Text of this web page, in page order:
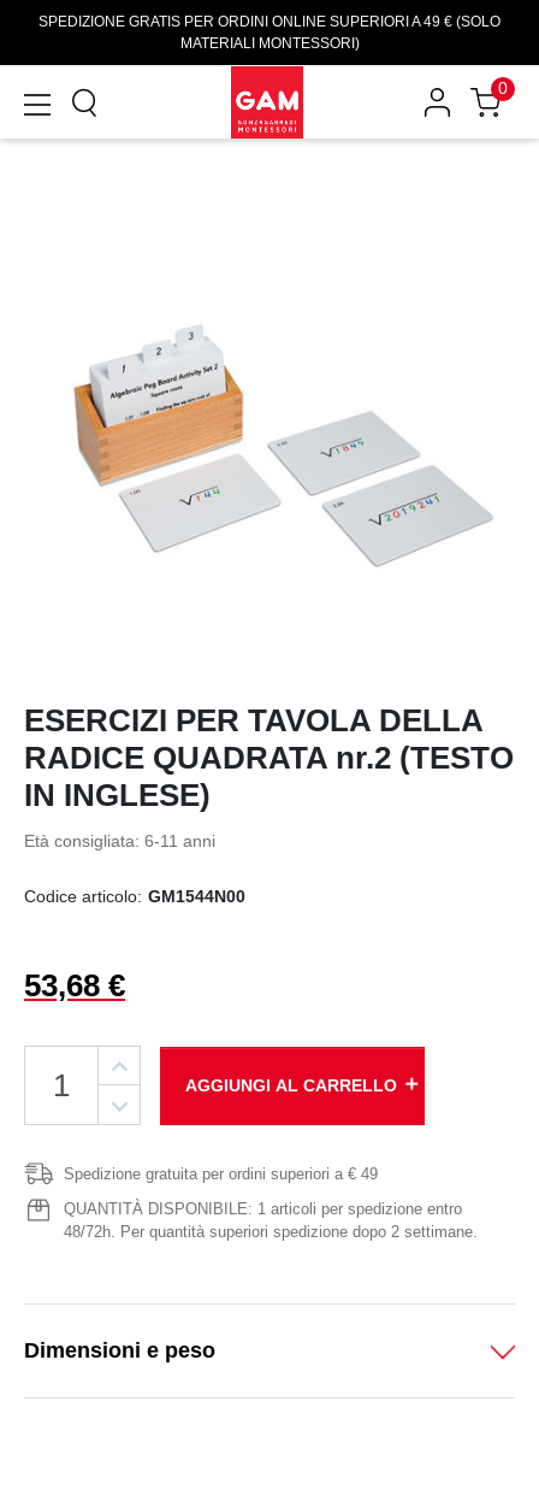
SPEDIZIONE GRATIS PER ORDINI ONLINE SUPERIORI A 49 € (SOLO
MATERIALI MONTESSORI)
0
ESERCIZI PER TAVOLA DELLA
RADICE QUADRATA nr.2 (TESTO
IN INGLESE)
Età consigliata: 6-11 anni
Codice articolo: GM1544N00
53,68 €
AGGIUNGI AL CARRELLO add
Spedizione gratuita per ordini superiori a € 49
QUANTITÀ DISPONIBILE: 1 articoli per spedizione entro
48/72h. Per quantità superiori spedizione dopo 2 settimane.
Dimensioni e peso